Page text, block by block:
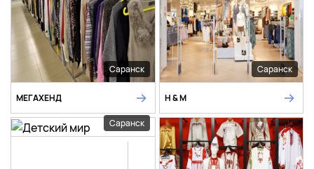
Саранск
МЕГАХЕНД
Саранск
H & M
Саранск